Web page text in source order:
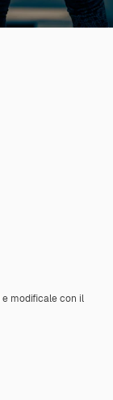
e modificale con il